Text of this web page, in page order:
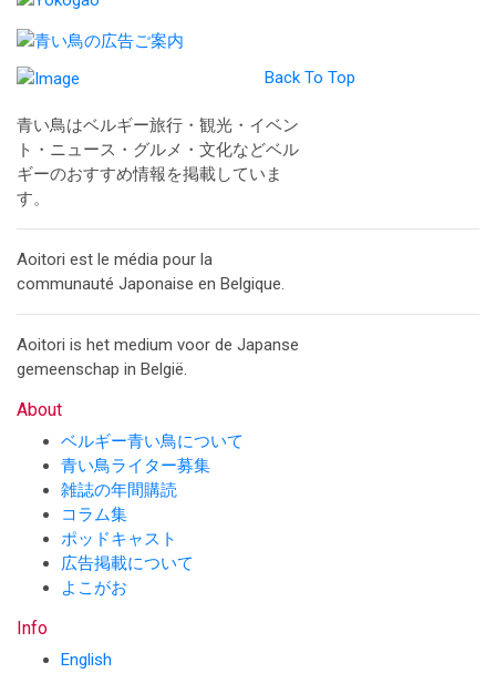
Back To Top
青い鳥はベルギー旅行・観光・イベン
ト・ニュース・グルメ・文化などベル
ギーのおすすめ情報を掲載していま
す。
Aoitori est le média pour la
communauté Japonaise en Belgique.
Aoitori is het medium voor de Japanse
gemeenschap in België.
About
ベルギー青い鳥について
青い鳥ライター募集
雑誌の年間購読
コラム集
ポッドキャスト
広告掲載について
よこがお
Info
English